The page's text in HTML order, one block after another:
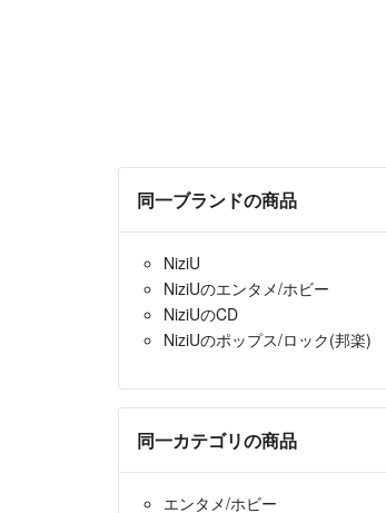
同一ブランドの商品
NiziU
NiziUのエンタメ/ホビー
NiziUのCD
NiziUのポップス/ロック(邦楽)
同一カテゴリの商品
エンタメ/ホビー